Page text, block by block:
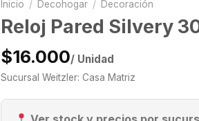
Inicio / Decohogar / Decoración
Reloj Pared Silvery
$16.000/ Unidad
Sucursal Weitzler: Casa Matriz